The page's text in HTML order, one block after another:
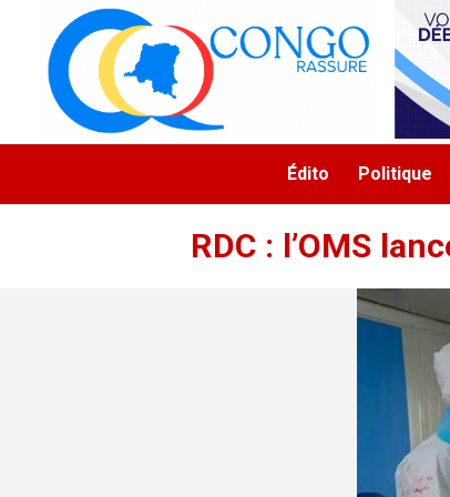
Aller au contenu principal
Navigation
Édito Politique
RDC : l’OMS